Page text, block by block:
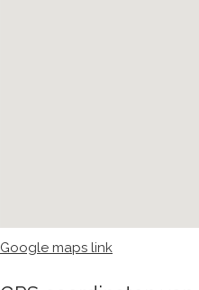
Google maps link